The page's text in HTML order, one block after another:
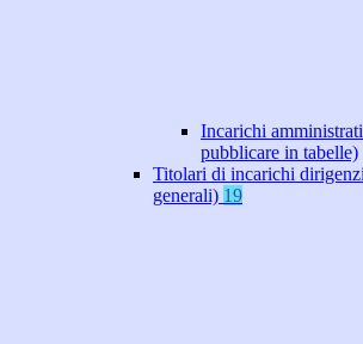
Incarichi
pubblicare in tabelle)
Titolari di incarichi
generali) 19